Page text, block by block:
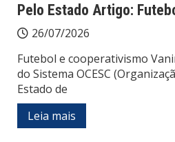
Pelo Estado Artigo:
26/07/2026
Futebol e cooperativismo
do Sistema OCESC
Estado de
Leia mais